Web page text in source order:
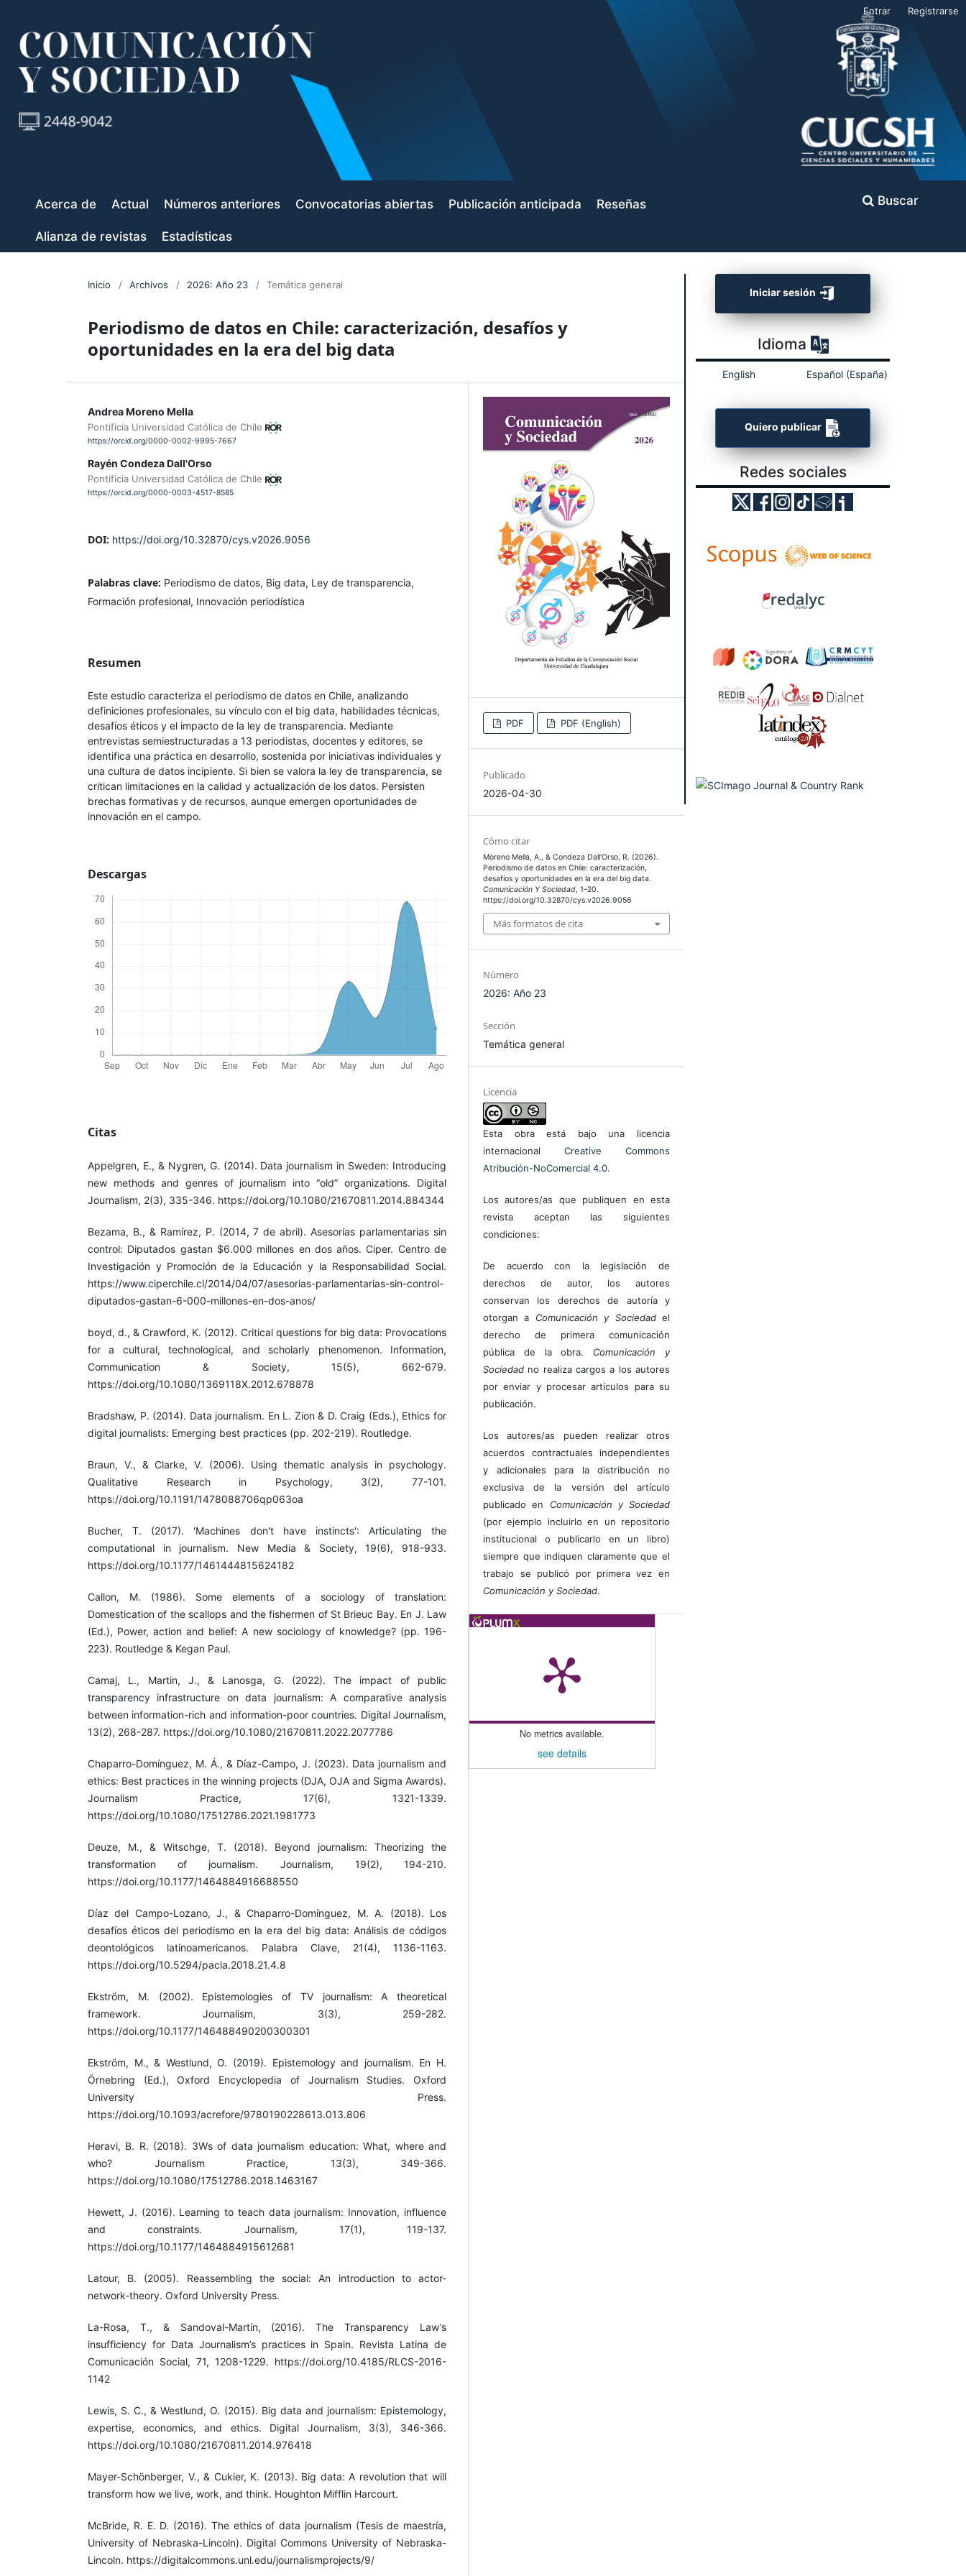
Acerca de Actual Números anteriores Convocatorias abiertas Publicación anticipada Reseñas
Alianza de revistas Estadísticas
Buscar
Entrar Registrarse
Inicio / Archivos / 2026: Año 23 / Temática general
Periodismo de datos en Chile: caracterización, desafíos y
oportunidades en la era del big data
Andrea Moreno Mella
Pontificia Universidad Católica de Chile
https://orcid.org/0000-0002-9995-7667
Rayén Condeza Dall'Orso
Pontificia Universidad Católica de Chile
https://orcid.org/0000-0003-4517-8585
DOI: https://doi.org/10.32870/cys.v2026.9056
Palabras clave: Periodismo de datos, Big data, Ley de transparencia,
Formación profesional, Innovación periodística
Resumen
Este estudio caracteriza el periodismo de datos en Chile, analizando
definiciones profesionales, su vínculo con el big data, habilidades técnicas,
desafíos éticos y el impacto de la ley de transparencia. Mediante
entrevistas semiestructuradas a 13 periodistas, docentes y editores, se
identifica una práctica en desarrollo, sostenida por iniciativas individuales y
una cultura de datos incipiente. Si bien se valora la ley de transparencia, se
critican limitaciones en la calidad y actualización de los datos. Persisten
brechas formativas y de recursos, aunque emergen oportunidades de
innovación en el campo.
Descargas
Citas
Appelgren, E., & Nygren, G. (2014). Data journalism in Sweden: Introducing
new methods and genres of journalism into “old” organizations. Digital
Journalism, 2(3), 335-346. https://doi.org/10.1080/21670811.2014.884344
Bezama, B., & Ramírez, P. (2014, 7 de abril). Asesorías parlamentarias sin
control: Diputados gastan $6.000 millones en dos años. Ciper. Centro de
Investigación y Promoción de la Educación y la Responsabilidad Social.
https://www.ciperchile.cl/2014/04/07/asesorias-parlamentarias-sin-control-
diputados-gastan-6-000-millones-en-dos-anos/
boyd, d., & Crawford, K. (2012). Critical questions for big data: Provocations
for a cultural, technological, and scholarly phenomenon. Information,
Communication & Society, 15(5), 662-679.
https://doi.org/10.1080/1369118X.2012.678878
Bradshaw, P. (2014). Data journalism. En L. Zion & D. Craig (Eds.), Ethics for
digital journalists: Emerging best practices (pp. 202-219). Routledge.
Braun, V., & Clarke, V. (2006). Using thematic analysis in psychology.
Qualitative Research in Psychology, 3(2), 77-101.
https://doi.org/10.1191/1478088706qp063oa
Bucher, T. (2017). 'Machines don't have instincts': Articulating the
computational in journalism. New Media & Society, 19(6), 918-933.
https://doi.org/10.1177/1461444815624182
Callon, M. (1986). Some elements of a sociology of translation:
Domestication of the scallops and the fishermen of St Brieuc Bay. En J. Law
(Ed.), Power, action and belief: A new sociology of knowledge? (pp. 196-
223). Routledge & Kegan Paul.
Camaj, L., Martin, J., & Lanosga, G. (2022). The impact of public
transparency infrastructure on data journalism: A comparative analysis
between information-rich and information-poor countries. Digital Journalism,
13(2), 268-287. https://doi.org/10.1080/21670811.2022.2077786
Chaparro-Domínguez, M. Á., & Díaz-Campo, J. (2023). Data journalism and
ethics: Best practices in the winning projects (DJA, OJA and Sigma Awards).
Journalism Practice, 17(6), 1321-1339.
https://doi.org/10.1080/17512786.2021.1981773
Deuze, M., & Witschge, T. (2018). Beyond journalism: Theorizing the
transformation of journalism. Journalism, 19(2), 194-210.
https://doi.org/10.1177/1464884916688550
Díaz del Campo-Lozano, J., & Chaparro-Domínguez, M. A. (2018). Los
desafíos éticos del periodismo en la era del big data: Análisis de códigos
deontológicos latinoamericanos. Palabra Clave, 21(4), 1136-1163.
https://doi.org/10.5294/pacla.2018.21.4.8
Ekström, M. (2002). Epistemologies of TV journalism: A theoretical
framework. Journalism, 3(3), 259-282.
https://doi.org/10.1177/146488490200300301
Ekström, M., & Westlund, O. (2019). Epistemology and journalism. En H.
Örnebring (Ed.), Oxford Encyclopedia of Journalism Studies. Oxford
University Press.
https://doi.org/10.1093/acrefore/9780190228613.013.806
Heravi, B. R. (2018). 3Ws of data journalism education: What, where and
who? Journalism Practice, 13(3), 349-366.
https://doi.org/10.1080/17512786.2018.1463167
Hewett, J. (2016). Learning to teach data journalism: Innovation, influence
and constraints. Journalism, 17(1), 119-137.
https://doi.org/10.1177/1464884915612681
Latour, B. (2005). Reassembling the social: An introduction to actor-
network-theory. Oxford University Press.
La-Rosa, T., & Sandoval-Martín, (2016). The Transparency Law’s
insufficiency for Data Journalism’s practices in Spain. Revista Latina de
Comunicación Social, 71, 1208-1229. https://doi.org/10.4185/RLCS-2016-
1142
Lewis, S. C., & Westlund, O. (2015). Big data and journalism: Epistemology,
expertise, economics, and ethics. Digital Journalism, 3(3), 346-366.
https://doi.org/10.1080/21670811.2014.976418
Mayer-Schönberger, V., & Cukier, K. (2013). Big data: A revolution that will
transform how we live, work, and think. Houghton Mifflin Harcourt.
McBride, R. E. D. (2016). The ethics of data journalism (Tesis de maestría,
University of Nebraska-Lincoln). Digital Commons University of Nebraska-
Lincoln. https://digitalcommons.unl.edu/journalismprojects/9/
PDF PDF (English)
Publicado
2026-04-30
Cómo citar
Moreno Mella, A., & Condeza Dall’Orso, R. (2026).
Periodismo de datos en Chile: caracterización,
desafíos y oportunidades en la era del big data.
Comunicación Y Sociedad , 1–20.
https://doi.org/10.32870/cys.v2026.9056
Más formatos de cita
Número
2026: Año 23
Sección
Temática general
Licencia
Esta obra está bajo una licencia
internacional Creative Commons
Atribución-NoComercial 4.0.
Los autores/as que publiquen en esta
revista aceptan las siguientes
condiciones:
De acuerdo con la legislación de
derechos de autor, los autores
conservan los derechos de autoría y
otorgan a Comunicación y Sociedadel
derecho de primera comunicación
pública de la obra. Comunicación y
Sociedad no realiza cargos a los autores
por enviar y procesar artículos para su
publicación.
Los autores/as pueden realizar otros
acuerdos contractuales independientes
y adicionales para la distribución no
exclusiva de la versión del artículo
publicado en Comunicación y Sociedad
(por ejemplo incluirlo en un repositorio
institucional o publicarlo en un libro)
siempre que indiquen claramente que el
trabajo se publicó por primera vez en
Comunicación y Sociedad.
No metrics available.
see details
Iniciar sesión
Idioma
English Español (España)
Quiero publicar
Redes sociales